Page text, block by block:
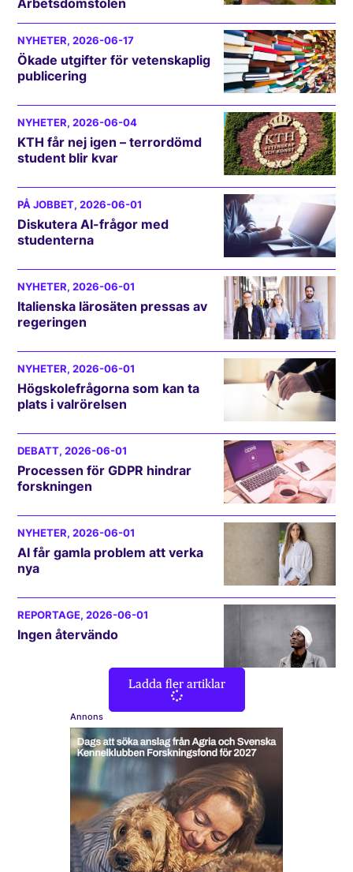
Arbetsdomstolen
NYHETER, 2026-06-17
Ökade utgifter för vetenskaplig
publicering
NYHETER, 2026-06-04
KTH får nej igen – terrordömd
student blir kvar
PÅ JOBBET, 2026-06-01
Diskutera AI-frågor med
studenterna
NYHETER, 2026-06-01
Italienska lärosäten pressas av
regeringen
NYHETER, 2026-06-01
Högskolefrågorna som kan ta
plats i valrörelsen
DEBATT, 2026-06-01
Processen för GDPR hindrar
forskningen
NYHETER, 2026-06-01
AI får gamla problem att verka
nya
REPORTAGE, 2026-06-01
Ingen återvändo
Ladda fler artiklar
Annons